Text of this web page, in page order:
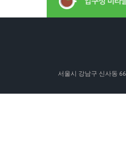
서울시 강남구 신사동